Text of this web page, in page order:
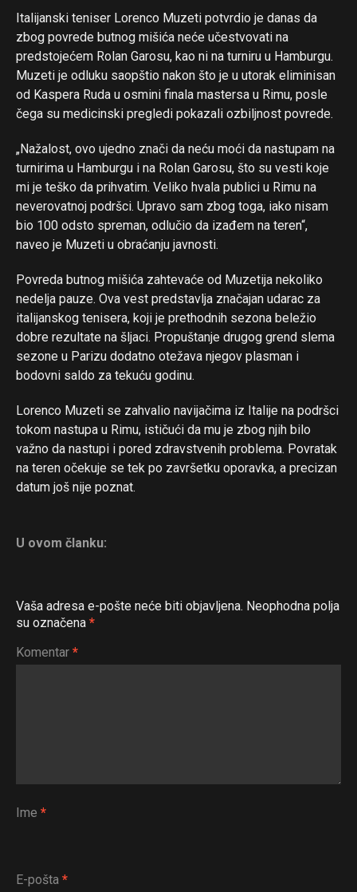
Italijanski teniser Lorenco Muzeti potvrdio je danas da
zbog povrede butnog mišića neće učestvovati na
predstojećem Rolan Garosu, kao ni na turniru u Hamburgu.
Muzeti je odluku saopštio nakon što je u utorak eliminisan
od Kaspera Ruda u osmini finala mastersa u Rimu, posle
čega su medicinski pregledi pokazali ozbiljnost povrede.
„Nažalost, ovo ujedno znači da neću moći da nastupam na
turnirima u Hamburgu i na Rolan Garosu, što su vesti koje
mi je teško da prihvatim. Veliko hvala publici u Rimu na
neverovatnoj podršci. Upravo sam zbog toga, iako nisam
bio 100 odsto spreman, odlučio da izađem na teren“,
naveo je Muzeti u obraćanju javnosti.
Povreda butnog mišića zahtevaće od Muzetija nekoliko
nedelja pauze. Ova vest predstavlja značajan udarac za
italijanskog tenisera, koji je prethodnih sezona beležio
dobre rezultate na šljaci. Propuštanje drugog grend slema
sezone u Parizu dodatno otežava njegov plasman i
bodovni saldo za tekuću godinu.
Lorenco Muzeti se zahvalio navijačima iz Italije na podršci
tokom nastupa u Rimu, ističući da mu je zbog njih bilo
važno da nastupi i pored zdravstvenih problema. Povratak
na teren očekuje se tek po završetku oporavka, a precizan
datum još nije poznat.
U ovom članku:
Vaša adresa e-pošte neće biti objavljena. Neophodna polja
su označena *
Komentar *
Ime *
E-pošta *
Whatsapp
Email